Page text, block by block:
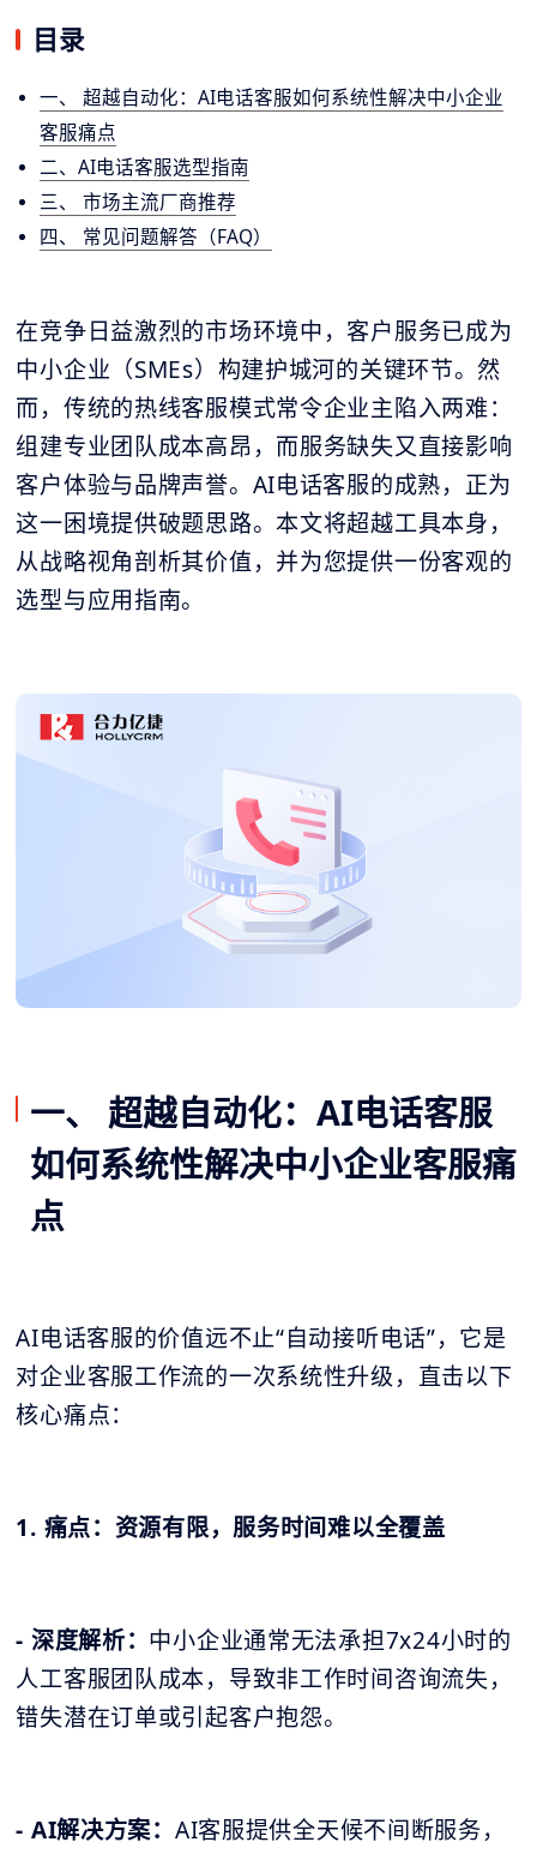
目录
一、 超越自动化：AI电话客服如何系统性解决中小企业
客服痛点
二、AI电话客服选型指南
三、 市场主流厂商推荐
四、 常见问题解答（FAQ）
在竞争日益激烈的市场环境中，客户服务已成为
中小企业（SMEs）构建护城河的关键环节。然
而，传统的热线客服模式常令企业主陷入两难：
组建专业团队成本高昂，而服务缺失又直接影响
客户体验与品牌声誉。AI电话客服的成熟，正为
这一困境提供破题思路。本文将超越工具本身，
从战略视角剖析其价值，并为您提供一份客观的
选型与应用指南。
一、 超越自动化：AI电话客服
如何系统性解决中小企业客服痛
点
AI电话客服的价值远不止“自动接听电话”，它是
对企业客服工作流的一次系统性升级，直击以下
核心痛点：
1. 痛点：资源有限，服务时间难以全覆盖
- 深度解析： 中小企业通常无法承担7x24小时的
人工客服团队成本，导致非工作时间咨询流失，
错失潜在订单或引起客户抱怨。
- AI解决方案： AI客服提供全天候不间断服务，